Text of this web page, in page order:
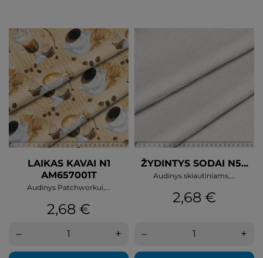
LAIKAS KAVAI N1
AM657001T
Audinys Patchworkui,...
Kaina
2,68 €
– +
ŽYDINTYS SODAI N5...
Audinys skiautiniams,...
Kaina
2,68 €
– +